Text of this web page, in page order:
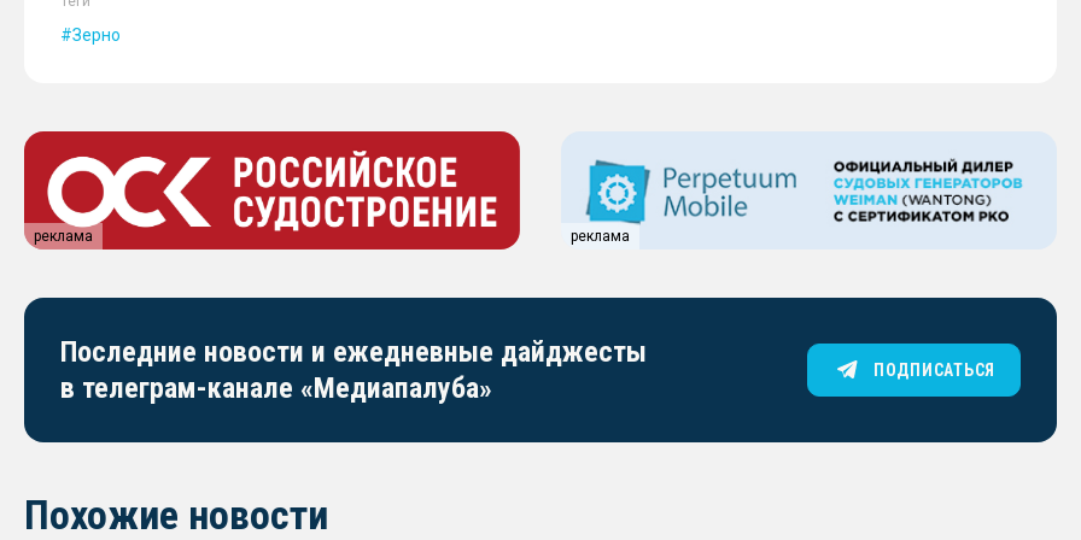
Зерно
реклама реклама
Последние новости и ежедневные дайджесты
в телеграм-канале «Медиапалуба»
ПОДПИСАТЬСЯ
Похожие новости